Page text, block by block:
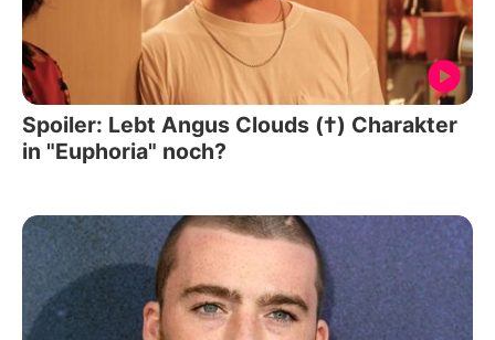
Spoiler: Lebt Angus Clouds (†) Charakter
in "Euphoria" noch?